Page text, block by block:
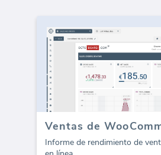
Informe de rendimiento de